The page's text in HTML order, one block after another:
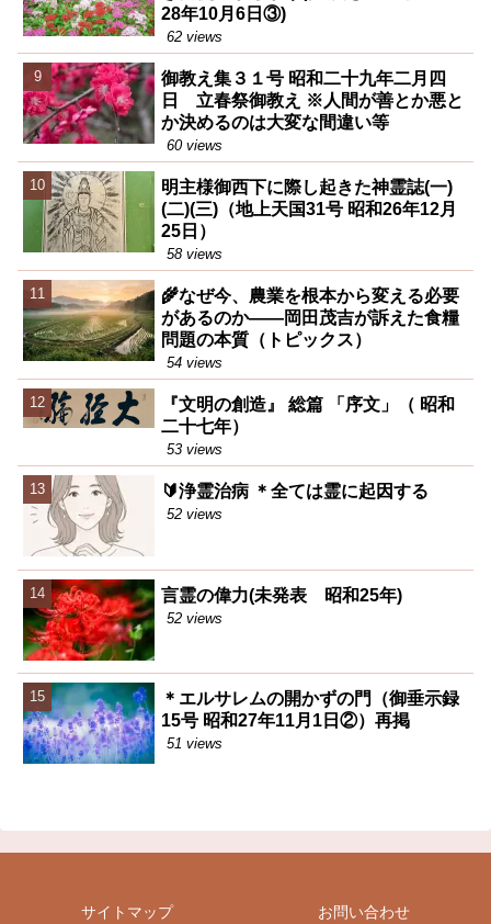
28年10月6日③)
62 views
御教え集３１号 昭和二十九年二月四
日 立春祭御教え ※人間が善とか悪と
か決めるのは大変な間違い等
60 views
明主様御西下に際し起きた神霊誌(一)
(二)(三)（地上天国31号 昭和26年12月
25日）
58 views
🌾なぜ今、農業を根本から変える必要
があるのか――岡田茂吉が訴えた食糧
問題の本質（トピックス）
54 views
『文明の創造』 総篇 「序文」（ 昭和
二十七年）
53 views
🔰浄霊治病 ＊全ては霊に起因する
52 views
言霊の偉力(未発表 昭和25年)
52 views
＊エルサレムの開かずの門（御垂示録
15号 昭和27年11月1日②）再掲
51 views
サイトマップ お問い合わせ